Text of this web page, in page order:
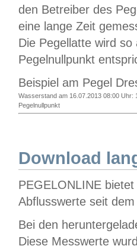
den Betreiber des
eine lange Zeit
Die Pegellatte wird
Pegelnullpunkt
Beispiel am Pegel
Wasserstand am 16.07.2013 08:00 Uhr:
Pegelnullpunkt
Download
PEGELONLINE
Abflusswerte seit
Bei den
Diese Messwerte